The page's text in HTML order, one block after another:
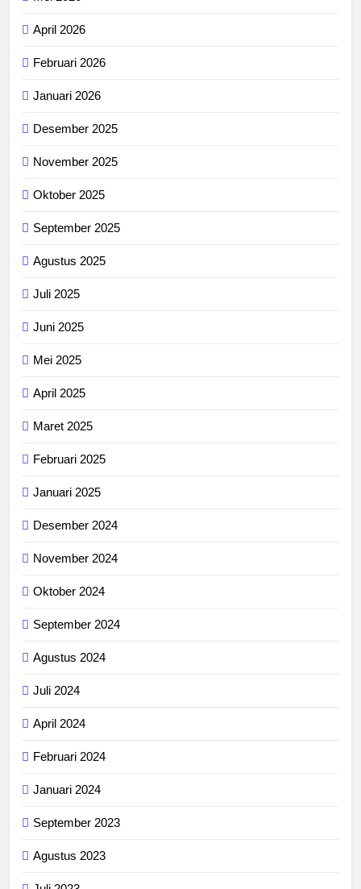
April 2026
Februari 2026
Januari 2026
Desember 2025
November 2025
Oktober 2025
September 2025
Agustus 2025
Juli 2025
Juni 2025
Mei 2025
April 2025
Maret 2025
Februari 2025
Januari 2025
Desember 2024
November 2024
Oktober 2024
September 2024
Agustus 2024
Juli 2024
April 2024
Februari 2024
Januari 2024
September 2023
Agustus 2023